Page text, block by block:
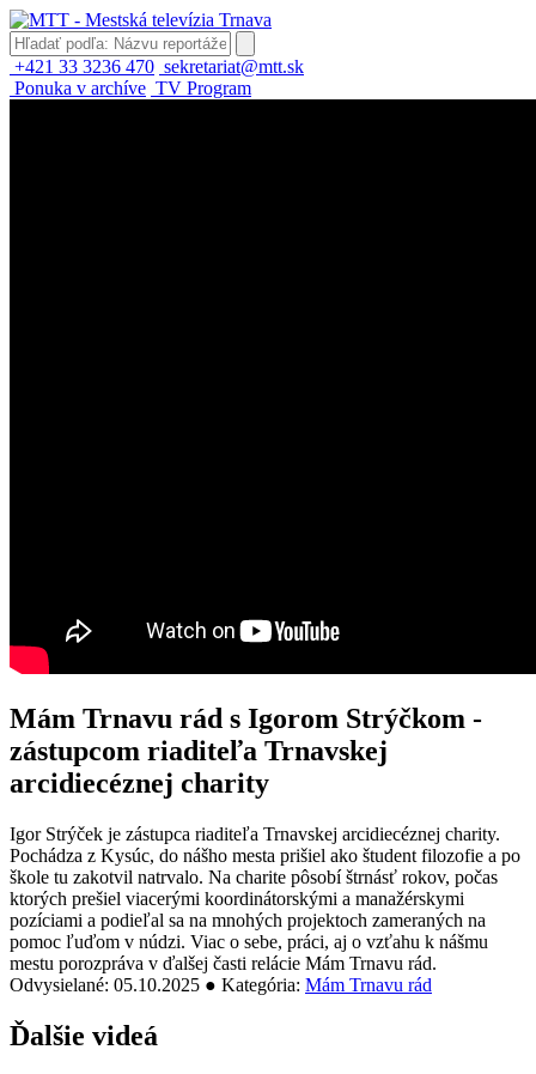
+421 33 3236 470 sekretariat@mtt.sk
Ponuka v archíve TV Program
Mám Trnavu rád s Igorom Strýčkom -
zástupcom riaditeľa Trnavskej
arcidiecéznej charity
Igor Strýček je zástupca riaditeľa Trnavskej arcidiecéznej charity.
Pochádza z Kysúc, do nášho mesta prišiel ako študent filozofie a po
škole tu zakotvil natrvalo. Na charite pôsobí štrnásť rokov, počas
ktorých prešiel viacerými koordinátorskými a manažérskymi
pozíciami a podieľal sa na mnohých projektoch zameraných na
pomoc ľuďom v núdzi. Viac o sebe, práci, aj o vzťahu k nášmu
mestu porozpráva v ďalšej časti relácie Mám Trnavu rád.
Odvysielané: 05.10.2025 ● Kategória: Mám Trnavu rád
Ďalšie videá